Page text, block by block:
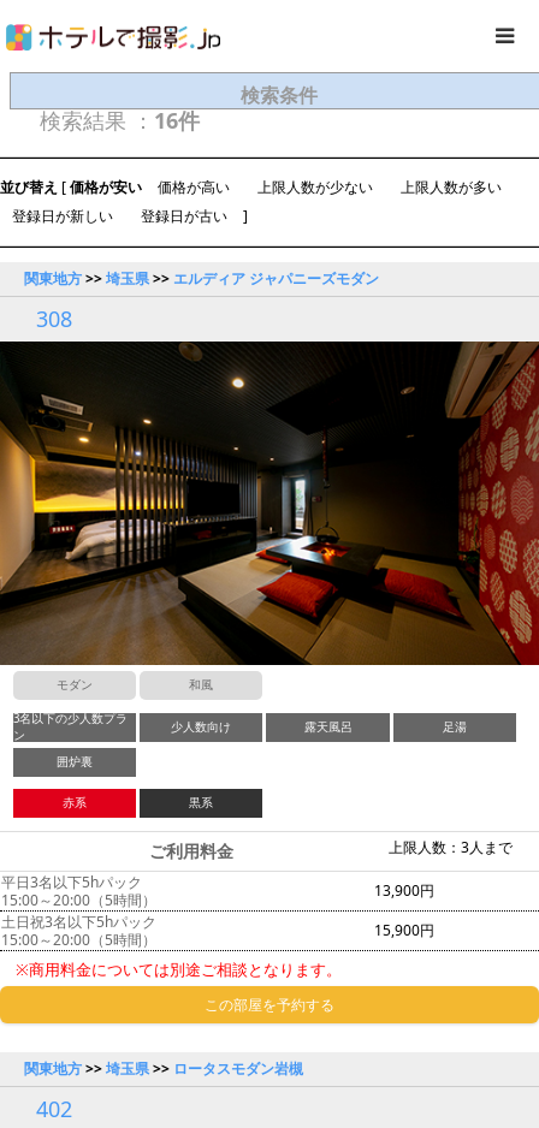
検索条件
検索結果 ： 16件
並び替え [価格が安い 価格が高い 上限人数が少ない
上限人数が多い
登録日が新しい
登録日が古い ]
関東地方>>埼玉県>> エルディア ジャパニーズモダン
308
モダン 和風
3名以下の少人数プラ
ン
少人数向け 露天風呂 足湯
囲炉裏
赤系 黒系
上限人数：3人まで
ご利用料金
平日3名以下5hパック
15:00～20:00（5時間）
13,900円
土日祝3名以下5hパック
15:00～20:00（5時間）
15,900円
※商用料金については別途ご相談となります。
この部屋を予約する
関東地方>>埼玉県>> ロータスモダン岩槻
402